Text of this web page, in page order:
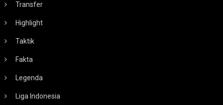
Transfer
Highlight
Taktik
Fakta
Legenda
Liga Indonesia